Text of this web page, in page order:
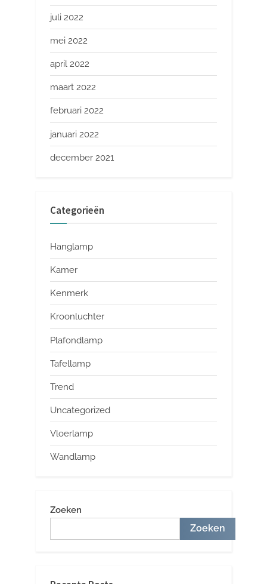
juli 2022
mei 2022
april 2022
maart 2022
februari 2022
januari 2022
december 2021
Categorieën
Hanglamp
Kamer
Kenmerk
Kroonluchter
Plafondlamp
Tafellamp
Trend
Uncategorized
Vloerlamp
Wandlamp
Zoeken
Zoeken